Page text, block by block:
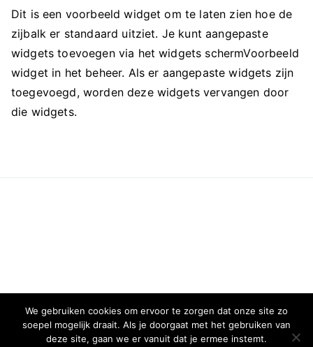
Dit is een voorbeeld widget om te laten zien hoe de
zijbalk er standaard uitziet. Je kunt aangepaste
widgets toevoegen via het widgets schermVoorbeeld
widget in het beheer. Als er aangepaste widgets zijn
toegevoegd, worden deze widgets vervangen door
die widgets.
We gebruiken cookies om ervoor te zorgen dat onze site zo
soepel mogelijk draait. Als je doorgaat met het gebruiken van
deze site, gaan we er vanuit dat je ermee instemt.